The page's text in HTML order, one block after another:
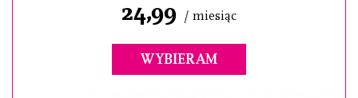
24,99 / miesiąc
WYBIERAM